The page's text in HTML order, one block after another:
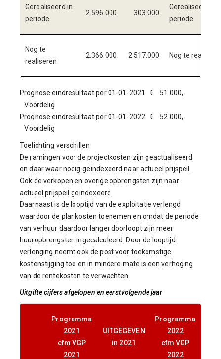
Gerealiseerd in
periode
2.596.000 303.000
Gerealiseerd in
periode
Nog te
realiseren
2.366.000 2.517.000 Nog te
Prognose eindresultaat per 01-01-2021 € 51.000,-
Voordelig
Prognose eindresultaat per 01-01-2022 € 52.000,-
Voordelig
Toelichting verschillen
De ramingen voor de projectkosten zijn geactualiseerd
en daar waar nodig geïndexeerd naar actueel prijspeil.
Ook de verkopen en overige opbrengsten zijn naar
actueel prijspeil geïndexeerd.
Daarnaast is de looptijd van de exploitatie verlengd
waardoor de plankosten toenemen en omdat de periode
van verhuur daardoor langer doorloopt zijn meer
huuropbrengsten ingecalculeerd. Door de looptijd
verlenging neemt ook de post voor toekomstige
kostenstijging toe en in mindere mate is een verhoging
van de rentekosten te verwachten.
Uitgifte cijfers afgelopen en eerstvolgende jaar
Programma
2021
cfm VGP
2021
UITGEGEVEN
in 2021
Programma
2022
cfm VGP
2022